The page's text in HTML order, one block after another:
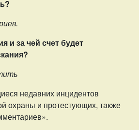
и за чей счет будет
недавних инцидентов
охраны и протестующих, также